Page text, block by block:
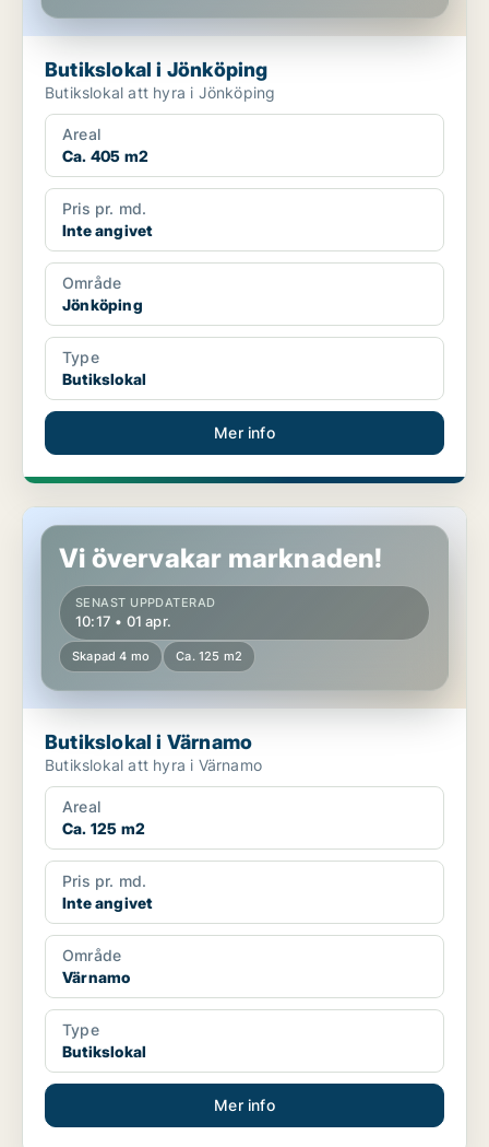
Butikslokal i Jönköping
Butikslokal att hyra i Jönköping
Areal
Ca. 405 m2
Pris pr. md.
Inte angivet
Område
Jönköping
Type
Butikslokal
Mer info
Butikslokal i Värnamo
Vi övervakar marknaden!
SENAST UPPDATERAD
10:17 • 01 apr.
Skapad 4 mo Ca. 125 m2
Butikslokal i Värnamo
Butikslokal att hyra i Värnamo
Areal
Ca. 125 m2
Pris pr. md.
Inte angivet
Område
Värnamo
Type
Butikslokal
Mer info